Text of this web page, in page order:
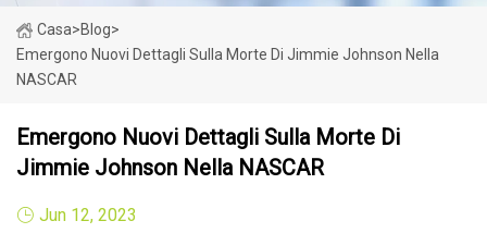
Casa>Blog>
Emergono Nuovi Dettagli Sulla Morte Di Jimmie Johnson Nella
NASCAR
Emergono Nuovi Dettagli Sulla Morte Di
Jimmie Johnson Nella NASCAR
Jun 12, 2023